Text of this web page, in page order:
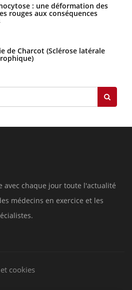
: une déformation des
rouges aux conséquences
de Charcot (Sclérose latérale
avec chaque jour toute l'actualité
médecins en exercice et les
cookies